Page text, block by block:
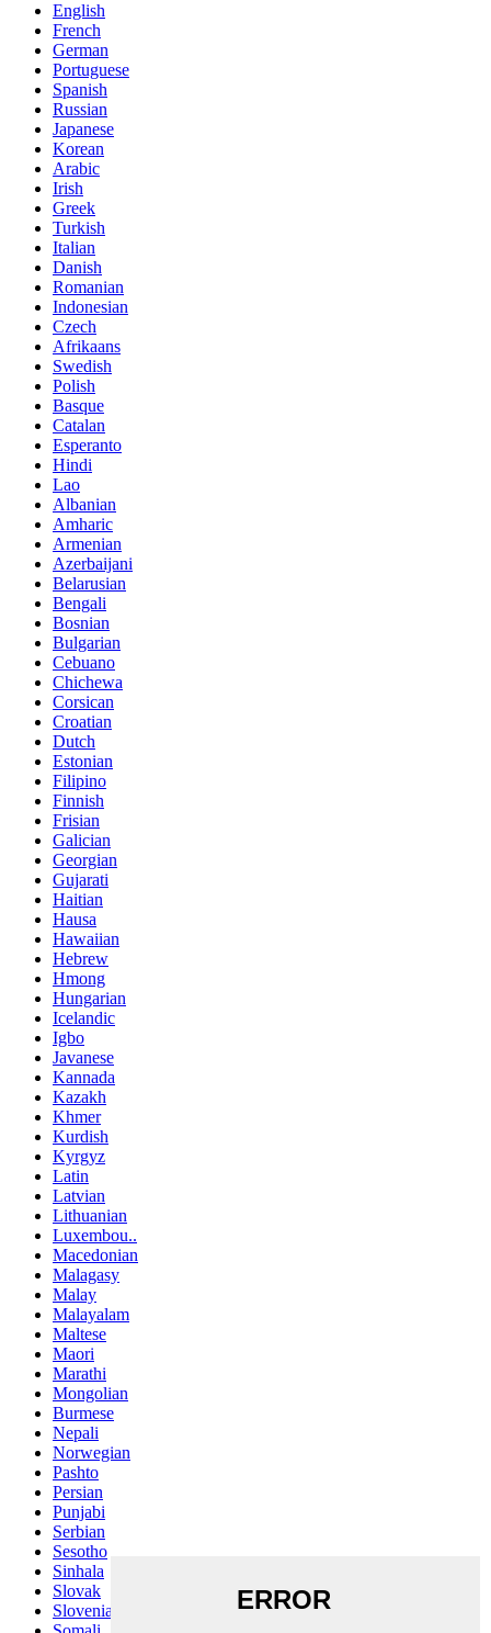
English
French
German
Portuguese
Spanish
Russian
Japanese
Korean
Arabic
Irish
Greek
Turkish
Italian
Danish
Romanian
Indonesian
Czech
Afrikaans
Swedish
Polish
Basque
Catalan
Esperanto
Hindi
Lao
Albanian
Amharic
Armenian
Azerbaijani
Belarusian
Bengali
Bosnian
Bulgarian
Cebuano
Chichewa
Corsican
Croatian
Dutch
Estonian
Filipino
Finnish
Frisian
Galician
Georgian
Gujarati
Haitian
Hausa
Hawaiian
Hebrew
Hmong
Hungarian
Icelandic
Igbo
Javanese
Kannada
Kazakh
Khmer
Kurdish
Kyrgyz
Latin
Latvian
Lithuanian
Luxembou..
Macedonian
Malagasy
Malay
Malayalam
Maltese
Maori
Marathi
Mongolian
Burmese
Nepali
Norwegian
Pashto
Persian
Punjabi
Serbian
Sesotho
Sinhala
Slovak
Slovenian